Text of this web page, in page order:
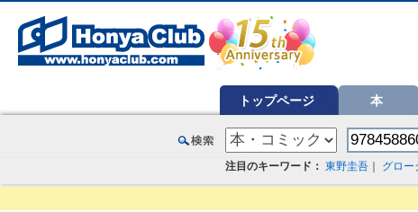
トップページ 本
注目のキーワード： 東野圭吾 グロー